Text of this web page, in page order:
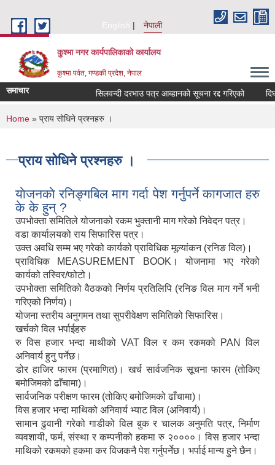
English
नेपाली
कुश्मा नगर कार्यपालिकाको कार्यालय
कुश्मा पर्वत, गण्डकी प्रदेश, नेपाल
समाचार सिलवन्दी दरभाउ पत्र आब्हानको सूचना रद्द गरिएको
You are here
Home » प्राय सोधिने प्रश्नहरु ।
प्राय सोधिने प्रश्नहरु ।
याेजनकाे रनिङ्गबिल माग गर्दा पेश गर्नुपर्ने कागजात हरु
के के हुन् ?
उपभोक्ता समितिले योजनाको रकम भुक्तानी माग गरेको निवेदन पत्र।
वडा कार्यालयको राय सिफारिस पत्र।
उक्त अवधि सम्म भए गरेको कार्यको प्राविधिक मूल्यांकन (रनिङ विल)।
प्राविधिक MEASUREMENT BOOK। योजनामा भए गरेको
कार्यको तस्विर/फोटो।
उपभोक्ता समितिको वैठकको निर्णय प्रतिलिपि (रनिङ विल माग गर्ने भनी
गरिएको निर्णय)।
योजना स्तरीय अनुगमन तथा सुपरीवेक्षण समितिको सिफारिस।
खर्चको विल भर्पाईहरु
रु विस हजार भन्दा माथीको VAT विल र कम रकमको PAN विल
अनिवार्य हुनु पर्नेछ।
डोर हाजिर फारम (प्रमाणित)। खर्च सार्वजनिक सूचना फारम (तोकिए
बमोजिमको ढाँचामा)।
सार्वजनिक परीक्षण फारम (तोकिए बमोजिमको ढाँचामा)।
विस हजार भन्दा माथिको अनिवार्य भ्याट विल (अनिवार्य)।
सामान ढुवानी गरेको गाडीको विल बुक र चालक अनुमति पत्र, निर्माण
व्यवशायी, फर्म, संस्था र कम्पनीको हकमा रु २००००। विस हजार भन्दा
माथिको रकमको हकमा कर विजकनै पेश गर्नुपर्नेछ। भर्पाई मान्य हुने छैन।